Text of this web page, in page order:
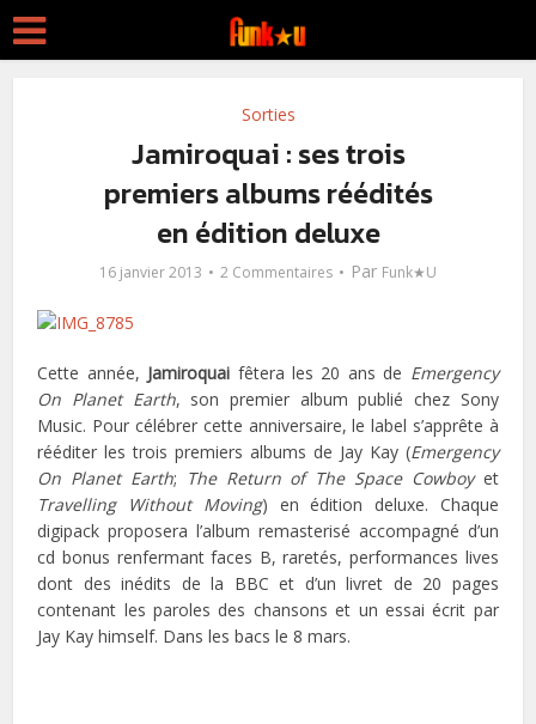
Sorties
Jamiroquai : ses trois
premiers albums réédités
en édition deluxe
16 janvier 2013 2 Commentaires Par Funk★U
Cette année, Jamiroquai fêtera les 20 ans de Emergency
On Planet Earth, son premier album publié chez Sony
Music. Pour célébrer cette anniversaire, le label s’apprête à
rééditer les trois premiers albums de Jay Kay (Emergency
On Planet Earth; The Return of The Space Cowboyet
Travelling Without Moving) en édition deluxe. Chaque
digipack proposera l’album remasterisé accompagné d’un
cd bonus renfermant faces B, raretés, performances lives
dont des inédits de la BBC et d’un livret de 20 pages
contenant les paroles des chansons et un essai écrit par
Jay Kay himself. Dans les bacs le 8 mars.